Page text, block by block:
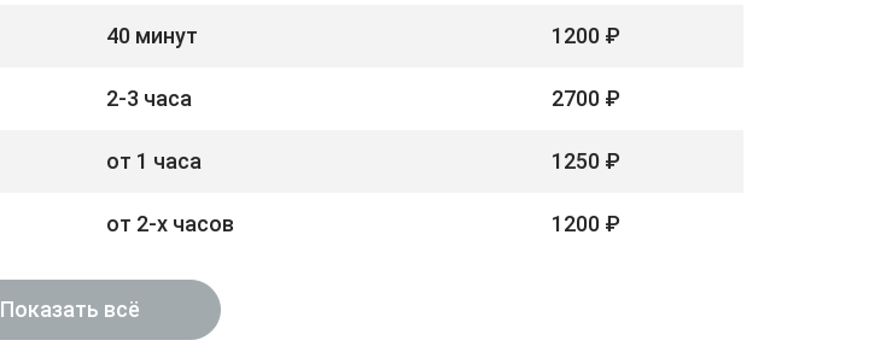
40 минут 1200 ₽
2-3 часа 2700 ₽
от 1 часа 1250 ₽
от 2-х часов 1200 ₽
Показать всё